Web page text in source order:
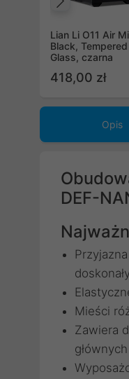
Lian Li O11 Air
Black, Tempered
Glass, czarna
418,00 zł
Opis
DEF-
Mieści
Zawiera